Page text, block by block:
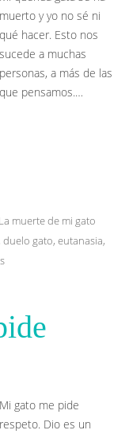
muerto y yo no sé ni
qué hacer. Esto nos
sucede a muchas
personas, a más de las
que pensamos.…
La muerte de mi gato
duelo gato, eutanasia,
Mi gato me pide
respeto. Dio es un